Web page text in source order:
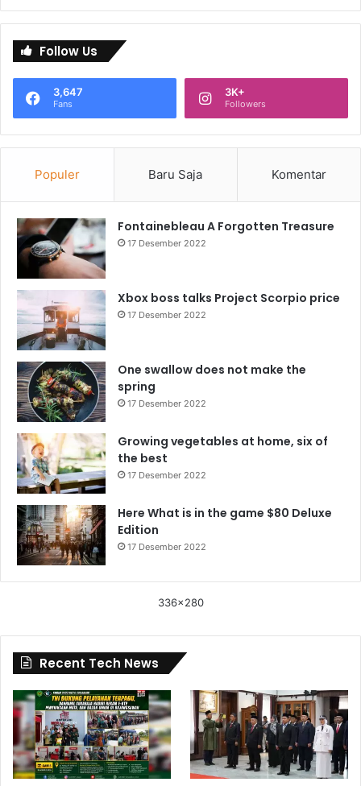
Follow Us
3,647
Fans
3K+
Followers
Populer Baru Saja Komentar
Fontainebleau A Forgotten Treasure
17 Desember 2022
Xbox boss talks Project Scorpio price
17 Desember 2022
One swallow does not make the
spring
17 Desember 2022
Growing vegetables at home, six of
the best
17 Desember 2022
Here What is in the game $80 Deluxe
Edition
17 Desember 2022
336x280
Recent Tech News